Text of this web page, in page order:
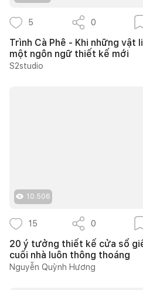
5 0
Trình Cà Phê - Khi những vật
một ngôn ngữ thiết kế mới
S2studio
10.506
15 0
20 ý tưởng thiết kế cửa sổ
cuối nhà luôn thông thoáng
Nguyễn Quỳnh Hương